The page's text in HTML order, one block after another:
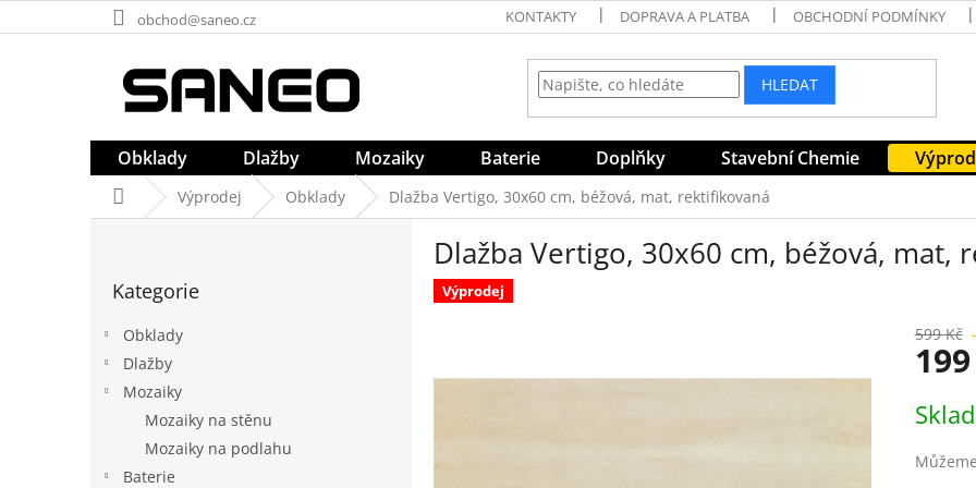
na
obchod@saneo.cz KONTAKTY DOPRAVA A PLATBA OBCHODNÍ PODMÍNKY
HLEDAT
Obklady Dlažby Mozaiky Baterie Doplňky Stavební Chemie
Domů Výprodej Obklady Dlažba Vertigo, 30x60 cm, béžová, mat, rektifikovaná
kategorie
Kategorie
Obklady
Dlažby
Mozaiky
Mozaiky na stěnu
Mozaiky na podlahu
Baterie
Dlažba Vertigo, 30x60 cm, béžová, mat,
Výprodej
599 Kč
cena: